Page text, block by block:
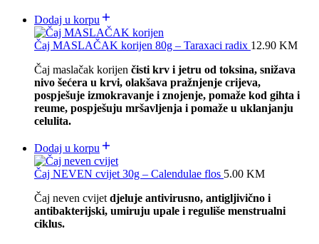
Dodaj u korpu
Čaj MASLAČAK korijen 80g – Taraxaci radix 12.90 KM
Čaj maslačak korijen čisti krv i jetru od toksina, snižava
nivo šećera u krvi, olakšava pražnjenje crijeva,
pospješuje izmokravanje i znojenje, pomaže kod gihta i
reume, pospješuju mršavljenja i pomaže u uklanjanju
celulita.
Dodaj u korpu
Čaj NEVEN cvijet 30g – Calendulae flos 5.00 KM
Čaj neven cvijetdjeluje antivirusno, antigljivično i
antibakterijski, umiruju upale i reguliše menstrualni
ciklus.